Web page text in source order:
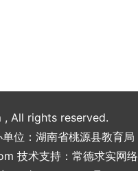
All rights reserved.
位：湖南省桃源县教育局
技术支持： 常德求实网络